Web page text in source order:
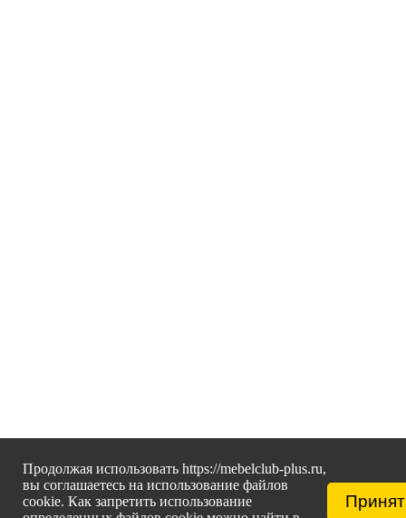
Продолжая использовать https://mebelclub-plus.ru,
вы соглашаетесь на использование файлов
cookie. Как запретить использование